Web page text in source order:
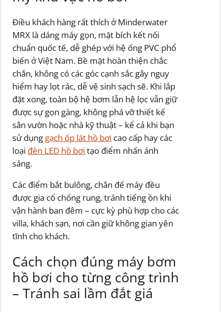
Điều khách hàng rất thích ở Minderwater
MRX là dáng máy gọn, mặt bích kết nối
chuẩn quốc tế, dễ ghép với hệ ống PVC phổ
biến ở Việt Nam. Bề mặt hoàn thiện chắc
chắn, không có các góc cạnh sắc gây nguy
hiểm hay lọt rác, dễ vệ sinh sạch sẽ. Khi lắp
đặt xong, toàn bộ hệ bơm lẫn hệ lọc vẫn giữ
được sự gọn gàng, không phá vỡ thiết kế
sân vườn hoặc nhà kỹ thuật – kể cả khi bạn
sử dụng gạch ốp lát hồ bơi cao cấp hay các
loại đèn LED hồ bơi tạo điểm nhấn ánh
sáng.
Các điểm bắt bulông, chân đế máy đều
được gia cố chống rung, tránh tiếng ồn khi
vận hành ban đêm – cực kỳ phù hợp cho các
villa, khách sạn, nơi cần giữ không gian yên
tĩnh cho khách.
Cách chọn đúng máy bơm
hồ bơi cho từng công trình
– Tránh sai lầm đắt giá